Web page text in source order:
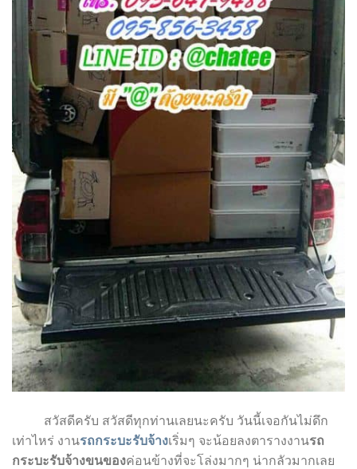
สวัสดีครับ สวัสดีทุกท่านเลยนะครับ วันนี้เจอกันไม่ดึก
เท่าไหร่ งานรถกระบะรับจ้างเริ่มๆ จะน้อยลงตารางงานรถ
กระบะรับจ้างขนของค่อนข้างที่จะโล่งมากๆ น่ากลัวมากเลย